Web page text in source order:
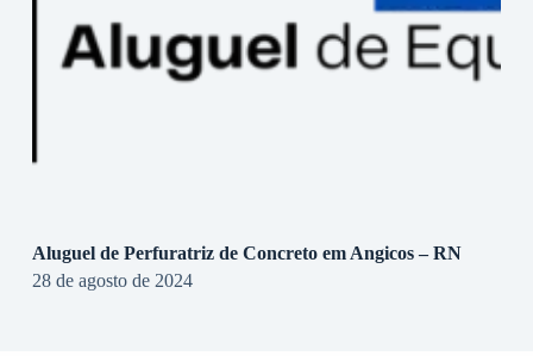
Aluguel de Perfuratriz de Concreto em Angicos – RN
28 de agosto de 2024